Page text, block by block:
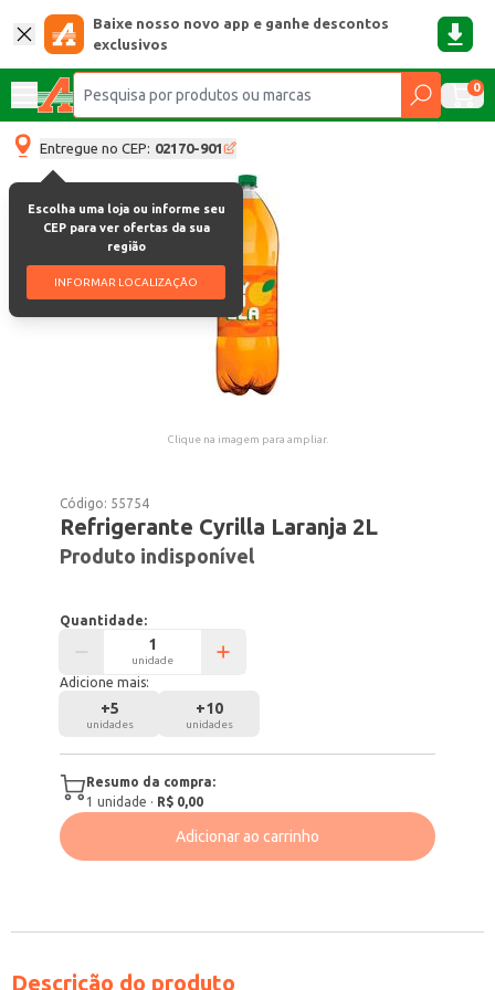
Baixe nosso novo app e ganhe descontos
exclusivos
0
Entregue no CEP: 02170-901
Escolha uma loja ou informe seu
CEP para ver ofertas da sua
região
INFORMAR LOCALIZAÇÃO
Clique na imagem para ampliar.
Código: 55754
Refrigerante Cyrilla Laranja 2L
Produto indisponível
Quantidade:
unidade
Adicione mais:
+5
unidades
+10
unidades
Resumo da compra:
1 unidade · R$ 0,00
Adicionar ao carrinho
Descrição do produto